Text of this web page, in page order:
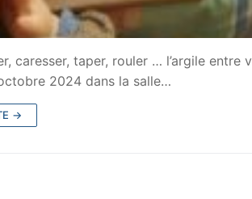
caresser, taper, rouler … l’argile
2024 dans la salle…
→